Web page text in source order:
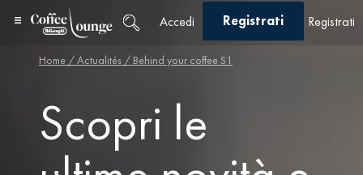
Accedi Registrati Registrati
Home / Actualités / Behind your coffee S1
Scopri le